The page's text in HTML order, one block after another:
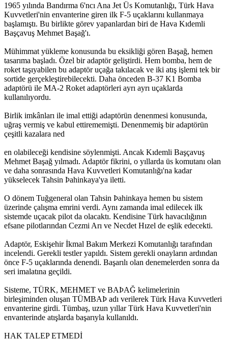
1965 yılında Bandırma 6'ncı Ana Jet Üs Komutanlığı, Türk Hava
Kuvvetleri'nin envanterine giren ilk F-5 uçaklarını kullanmaya
başlamıştı. Bu birlikte görev yapanlardan biri de Hava Kıdemli
Başçavuş Mehmet Başağ'ı.
Mühimmat yükleme konusunda bu eksikliği gören Başağ, hemen
tasarıma başladı. Özel bir adaptör geliştirdi. Hem bomba, hem de
roket taşıyabilen bu adaptör uçağa takılacak ve iki atış işlemi tek bir
sortide gerçekleştirebilecekti. Daha önceden B-37 K1 Bomba
adaptörü ile MA-2 Roket adaptörleri ayrı ayrı uçaklarda
kullanılıyordu.
Birlik imkânları ile imal ettiği adaptörün denenmesi konusunda,
uğraş vermiş ve kabul ettirememişti. Denenmemiş bir adaptörün
çeşitli kazalara ned
en olabileceği kendisine söylenmişti. Ancak Kıdemli Başçavuş
Mehmet Başağ yılmadı. Adaptör fikrini, o yıllarda üs komutanı olan
ve daha sonrasında Hava Kuvvetleri Komutanlığı'na kadar
yükselecek Tahsin Þahinkaya'ya iletti.
O dönem Tuğgeneral olan Tahsin Þahinkaya hemen bu sistem
üzerinde çalışma emrini verdi. Aynı zamanda imal edilecek ilk
sistemde uçacak pilot da olacaktı. Kendisine Türk havacılığının
efsane pilotlarından Cezmi Arı ve Necdet Hızel de eşlik edecekti.
Adaptör, Eskişehir İkmal Bakım Merkezi Komutanlığı tarafından
incelendi. Gerekli testler yapıldı. Sistem gerekli onayların ardından
önce F-5 uçaklarında denendi. Başarılı olan denemelerden sonra da
seri imalatına geçildi.
Sisteme, TÜRK, MEHMET ve BAÞAĞ kelimelerinin
birleşiminden oluşan TÜMBAÞ adı verilerek Türk Hava Kuvvetleri
envanterine girdi. Tümbaş, uzun yıllar Türk Hava Kuvvetleri'nin
envanterinde atışlarda başarıyla kullanıldı.
HAK TALEP ETMEDİ